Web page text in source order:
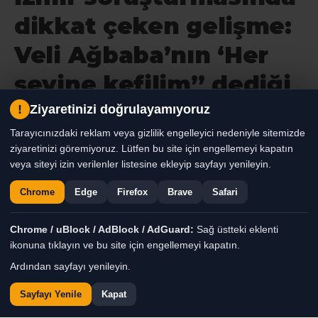
dikkat çeken gelişme:
Veli Ağbaba’nın ‘Her
şeyine kefilim” dediği
Süleyman Ekinci,
gözaltındaki Hür
Ağbaba’nın ortağı çıktı
Geceyi, ”Özgür Özel ve Veli Ağbaba
hakkında zincirleme rüşvet suçlamasıyla
fezleke hazırlandı” haberiyle kapatan siyasi
gündem, bugünü, Veli Ağbaba’nın abisi
Hür Ağbaba’nın gözaltı haberiyle başlattı.
İzmir Büyükşehir Belediyesi’ne yönelik
! Ziyaretinizi doğrulayamıyoruz
Tarayıcınızdaki reklam veya gizlilik engelleyici nedeniyle sitemizde
ziyaretinizi göremiyoruz. Lütfen bu site için engellemeyi kapatın
veya siteyi izin verilenler listesine ekleyip sayfayı yenileyin.
Chrome Edge Firefox Brave Safari
Chrome / uBlock / AdBlock / AdGuard: Sağ üstteki eklenti
ikonuna tıklayın ve bu site için engellemeyi kapatın.
Ardından sayfayı yenileyin.
Sayfayı Yenile Kapat